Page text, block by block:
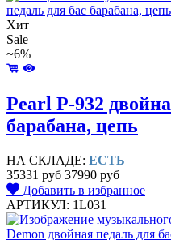
Хит
Sale
~6%
Pearl P-932
барабана, цепь
НА СКЛАДЕ: ЕСТЬ
35331 руб 37990 руб
Добавить в избранное
АРТИКУЛ: 1L031